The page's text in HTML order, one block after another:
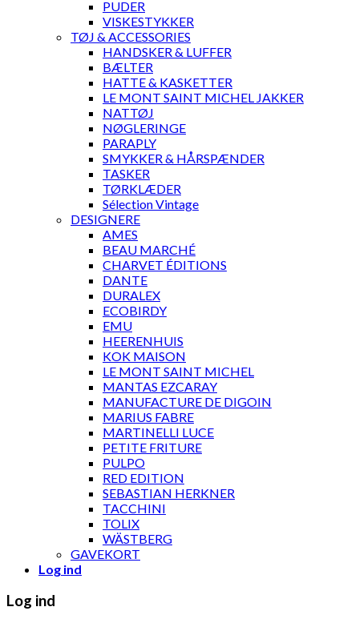
PUDER
VISKESTYKKER
TØJ & ACCESSORIES
HANDSKER & LUFFER
BÆLTER
HATTE & KASKETTER
LE MONT SAINT MICHEL JAKKER
NATTØJ
NØGLERINGE
PARAPLY
SMYKKER & HÅRSPÆNDER
TASKER
TØRKLÆDER
Sélection Vintage
DESIGNERE
AMES
BEAU MARCHÉ
CHARVET ÉDITIONS
DANTE
DURALEX
ECOBIRDY
EMU
HEERENHUIS
KOK MAISON
LE MONT SAINT MICHEL
MANTAS EZCARAY
MANUFACTURE DE DIGOIN
MARIUS FABRE
MARTINELLI LUCE
PETITE FRITURE
PULPO
RED EDITION
SEBASTIAN HERKNER
TACCHINI
TOLIX
WÄSTBERG
GAVEKORT
Log ind
Log ind